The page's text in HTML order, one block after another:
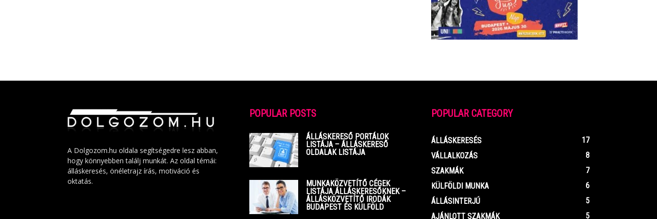
A Dolgozom.hu oldala segítségedre lesz abban,
hogy könnyebben találj munkát. Az oldal témái:
álláskeresés, önéletrajz írás, motiváció és
oktatás.
POPULAR POSTS
ÁLLÁSKERESŐ PORTÁLOK
LISTÁJA – ÁLLÁSKERESŐ
OLDALAK LISTÁJA
MUNKAKÖZVETÍTŐ CÉGEK
LISTÁJA ÁLLÁSKERESŐKNEK –
ÁLLÁSKÖZVETÍTŐ IRODÁK
BUDAPEST ÉS KÜLFÖLD
POPULAR CATEGORY
ÁLLÁSKERESÉS
17
VÁLLALKOZÁS
8
SZAKMÁK
7
KÜLFÖLDI MUNKA
6
ÁLLÁSINTERJÚ
5
AJÁNLOTT SZAKMÁK
5